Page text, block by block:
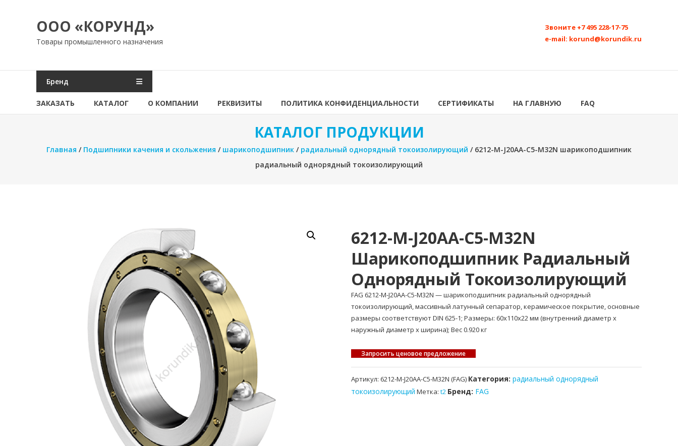
содержимомуООО «КОРУНД»
Товары промышленного назначения
Звоните +7 495 228-17-75
e-mail: korund@korundik.ru
Бренд
ЗАКАЗАТЬ КАТАЛОГ О КОМПАНИИ РЕКВИЗИТЫ ПОЛИТИКА КОНФИДЕНЦИАЛЬНОСТИ СЕРТИФИКАТЫ НА ГЛАВНУЮ FAQ
КАТАЛОГ ПРОДУКЦИИ
Главная / Подшипники качения и скольжения / шарикоподшипник / радиальный однорядный токоизолирующий / 6212-M-J20AA-C5-M32N шарикоподшипник
радиальный однорядный токоизолирующий
6212-M-J20AA-C5-M32N
Шарикоподшипник Радиальный
Однорядный Токоизолирующий
FAG 6212-M-J20AA-C5-M32N — шарикоподшипник радиальный однорядный
токоизолирующий, массивный латунный сепаратор, керамическое покрытие, основные
размеры соответствуют DIN 625-1; Размеры: 60x110x22 мм (внутренний диаметр x
наружный диаметр x ширина); Вес 0.920 кг
Запросить ценовое предложение
Артикул: 6212-M-J20AA-C5-M32N (FAG) Категория: радиальный однорядный
токоизолирующий Метка: t2 Бренд: FAG